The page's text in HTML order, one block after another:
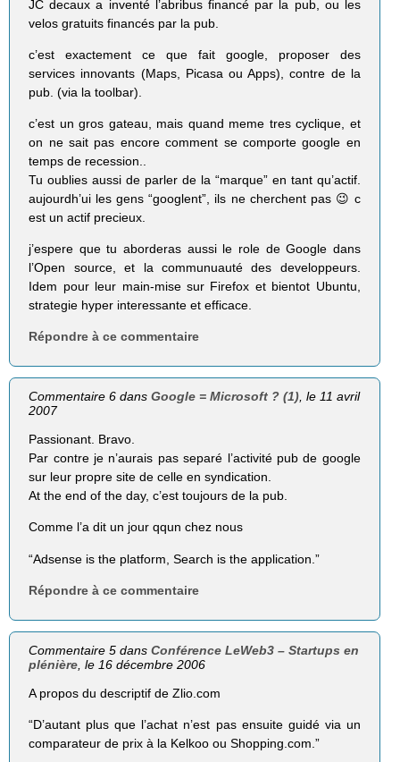
JC decaux a inventé l’abribus financé par la pub, ou les
velos gratuits financés par la pub.
c’est exactement ce que fait google, proposer des
services innovants (Maps, Picasa ou Apps), contre de la
pub. (via la toolbar).
c’est un gros gateau, mais quand meme tres cyclique, et
on ne sait pas encore comment se comporte google en
temps de recession..
Tu oublies aussi de parler de la “marque” en tant qu’actif.
aujourdh’ui les gens “googlent”, ils ne cherchent pas 😉 c
est un actif precieux.
j’espere que tu aborderas aussi le role de Google dans
l’Open source, et la communuauté des developpeurs.
Idem pour leur main-mise sur Firefox et bientot Ubuntu,
strategie hyper interessante et efficace.
Répondre à ce commentaire
Commentaire 6 dansGoogle = Microsoft ? (1), le 11 avril
2007
Passionant. Bravo.
Par contre je n’aurais pas separé l’activité pub de google
sur leur propre site de celle en syndication.
At the end of the day, c’est toujours de la pub.
Comme l’a dit un jour qqun chez nous
“Adsense is the platform, Search is the application.”
Répondre à ce commentaire
Commentaire 5 dansConférence LeWeb3 – Startups en
plénière , le 16 décembre 2006
A propos du descriptif de Zlio.com
“D’autant plus que l’achat n’est pas ensuite guidé via un
comparateur de prix à la Kelkoo ou Shopping.com.”